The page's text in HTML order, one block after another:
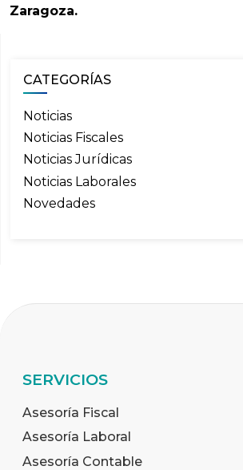
Zaragoza.
CATEGORÍAS
Noticias
Noticias Fiscales
Noticias Jurídicas
Noticias Laborales
Novedades
SERVICIOS
Asesoría Fiscal
Asesoría Laboral
Asesoría Contable